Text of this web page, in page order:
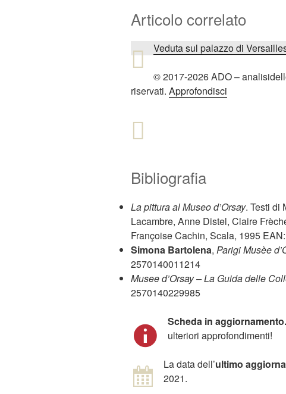
Articolo correlato
Veduta sul palazzo di
© 2017-2026 ADO –
riservati. Approfondisci
Bibliografia
La pittura al Museo d’Orsay. Testi di
Lacambre, Anne Distel, Claire
Françoise Cachin, Scala, 1995
Simona Bartolena, Parigi Musèe
2570140011214
Musee d’Orsay – La Guida delle
2570140229985
Scheda in aggiornamento.
ulteriori approfondimenti!
La data dell’ultimo
2021.